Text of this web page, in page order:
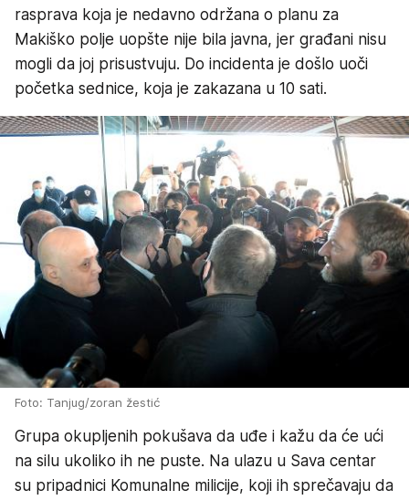
rasprava koja je nedavno održana o planu za
Makiško polje uopšte nije bila javna, jer građani nisu
mogli da joj prisustvuju. Do incidenta je došlo uoči
početka sednice, koja je zakazana u 10 sati.
Foto: Tanjug/zoran žestić
Grupa okupljenih pokušava da uđe i kažu da će ući
na silu ukoliko ih ne puste. Na ulazu u Sava centar
su pripadnici Komunalne milicije, koji ih sprečavaju da